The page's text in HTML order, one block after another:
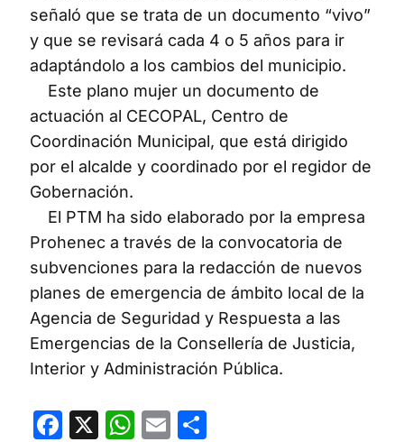
señaló que se trata de un documento “vivo”
y que se revisará cada 4 o 5 años para ir
adaptándolo a los cambios del municipio.
Este plano mujer un documento de
actuación al CECOPAL, Centro de
Coordinación Municipal, que está dirigido
por el alcalde y coordinado por el regidor de
Gobernación.
El PTM ha sido elaborado por la empresa
Prohenec a través de la convocatoria de
subvenciones para la redacción de nuevos
planes de emergencia de ámbito local de la
Agencia de Seguridad y Respuesta a las
Emergencias de la Consellería de Justicia,
Interior y Administración Pública.
Facebook
X WhatsApp
Email